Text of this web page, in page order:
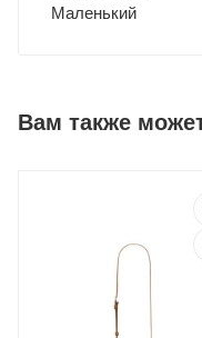
Маленький
Вам также